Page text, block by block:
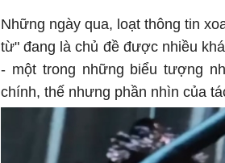
Những ngày qua, loạt thông tin
từ" đang là chủ đề được nhiều
- một trong những biểu tượng
chính, thế nhưng phần nhìn của